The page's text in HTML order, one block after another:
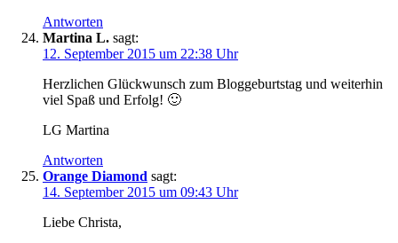
Antworten
Martina L. sagt:
12. September 2015 um 22:38 Uhr
Herzlichen Glückwunsch zum Bloggeburtstag und weiterhin
viel Spaß und Erfolg! 🙂
LG Martina
Antworten
Orange Diamond sagt:
14. September 2015 um 09:43 Uhr
Liebe Christa,